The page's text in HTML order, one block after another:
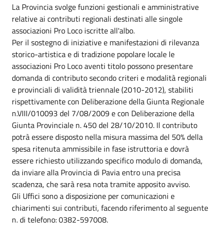
La Provincia svolge funzioni gestionali e amministrative
relative ai contributi regionali destinati alle singole
associazioni Pro Loco iscritte all'albo.
Per il sostegno di iniziative e manifestazioni di rilevanza
storico-artistica e di tradizione popolare locale le
associazioni Pro Loco aventi titolo possono presentare
domanda di contributo secondo criteri e modalità regionali
e provinciali di validità triennale (2010-2012), stabiliti
rispettivamente con Deliberazione della Giunta Regionale
n.VIII/010093 del 7/08/2009 e con Deliberazione della
Giunta Provinciale n. 450 del 28/10/2010. Il contributo
potrà essere disposto nella misura massima del 50% della
spesa ritenuta ammissibile in fase istruttoria e dovrà
essere richiesto utilizzando specifico modulo di domanda,
da inviare alla Provincia di Pavia entro una precisa
scadenza, che sarà resa nota tramite apposito avviso.
Gli Uffici sono a disposizione per comunicazioni e
chiarimenti sui contributi, facendo riferimento al seguente
n. di telefono: 0382-597008.